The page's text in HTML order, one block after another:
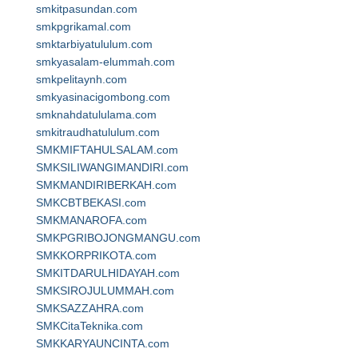
smkitpasundan.com
smkpgrikamal.com
smktarbiyatululum.com
smkyasalam-elummah.com
smkpelitaynh.com
smkyasinacigombong.com
smknahdatululama.com
smkitraudhatululum.com
SMKMIFTAHULSALAM.com
SMKSILIWANGIMANDIRI.com
SMKMANDIRIBERKAH.com
SMKCBTBEKASI.com
SMKMANAROFA.com
SMKPGRIBOJONGMANGU.com
SMKKORPRIKOTA.com
SMKITDARULHIDAYAH.com
SMKSIROJULUMMAH.com
SMKSAZZAHRA.com
SMKCitaTeknika.com
SMKKARYAUNCINTA.com